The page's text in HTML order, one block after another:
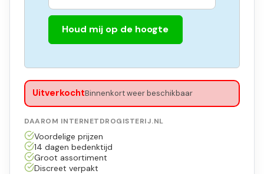
Houd mij op de hoogte
UitverkochtBinnenkort weer beschikbaar
DAAROM INTERNETDROGISTERIJ.NL
Voordelige prijzen
14 dagen bedenktijd
Groot assortiment
Discreet verpakt